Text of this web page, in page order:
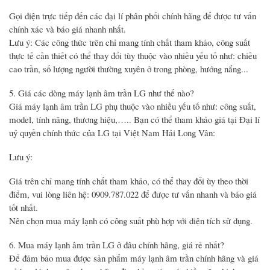
Gọi điện trực tiếp đến các đại lí phân phối chính hãng để được tư vấn
chính xác và báo giá nhanh nhất.
Lưu ý: Các công thức trên chỉ mang tính chất tham khảo, công suất
thực tế cần thiết có thể thay đổi tùy thuộc vào nhiều yếu tố như: chiều
cao trần, số lượng người thường xuyên ở trong phòng, hướng nắng...
5. Giá các dòng máy lạnh âm trần LG như thế nào?
Giá máy lạnh âm trần LG phụ thuộc vào nhiều yếu tố như: công suất,
model, tính năng, thương hiệu,….. Bạn có thể tham khảo giá tại Đại lí
uỷ quyền chính thức của LG tại Việt Nam Hải Long Vân:
Lưu ý:
Giá trên chỉ mang tính chất tham khảo, có thể thay đổi ùy theo thời
điểm, vui lòng liên hệ: 0909.787.022 để được tư vấn nhanh và báo giá
tốt nhất.
Nên chọn mua máy lạnh có công suất phù hợp với diện tích sử dụng.
6. Mua máy lạnh âm trần LG ở đâu chính hãng, giá rẻ nhất?
Để đảm bảo mua được sản phẩm máy lạnh âm trần chính hãng và giá